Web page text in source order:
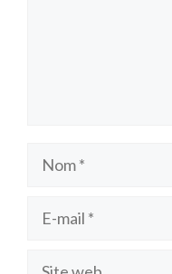
Nom
Site